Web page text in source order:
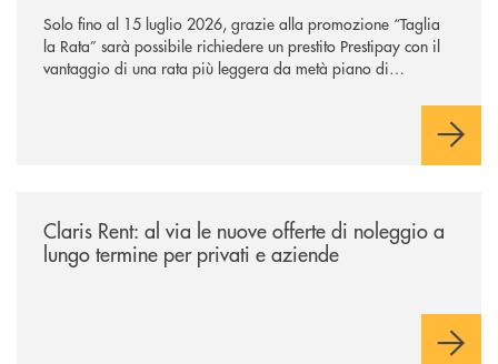
Solo fino al 15 luglio 2026, grazie alla promozione “Taglia
la Rata” sarà possibile richiedere un prestito Prestipay con il
vantaggio di una rata più leggera da metà piano di
Claris Rent: al via le nuove offerte di noleggio a
lungo termine per privati e aziende